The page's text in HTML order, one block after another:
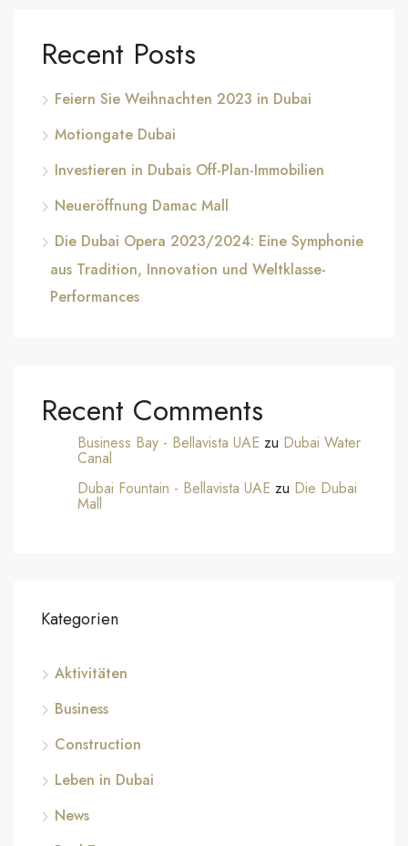
Recent Posts
Feiern Sie Weihnachten 2023 in Dubai
Motiongate Dubai
Investieren in Dubais Off-Plan-Immobilien
Neueröffnung Damac Mall
Die Dubai Opera 2023/2024: Eine Symphonie
aus Tradition, Innovation und Weltklasse-
Performances
Recent Comments
Business Bay - Bellavista UAE zu Dubai Water
Canal
Dubai Fountain - Bellavista UAE zu Die Dubai
Mall
Kategorien
Aktivitäten
Business
Construction
Leben in Dubai
News